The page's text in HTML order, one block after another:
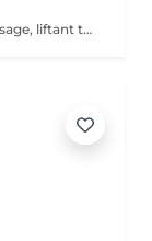
Plus de 30 minutes de massage japonais du visage, liftant tonifiant et repulpant = une vraie gymnastique faciale pour une peau plus lumineuse et une diminution des rides. Les bienfaits du kobido sont appréciables dès la première séance. Les muscles faciaux pétris en profondeur, se tonifient, les cernes et les rides s'amenuisent, l'ovale du visage se raffermit, soulignant des angles plus harmonieux. La peau régénerée apparaît comme défroissée, retapissée. Un véritable effet tenseur! !!! Pour un résultat plus durable, ce soin est conseillé en cure !!! Demandez conseil à votre esthéticienne.